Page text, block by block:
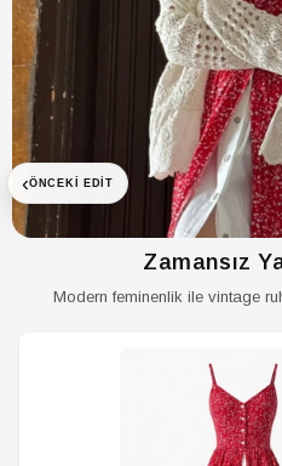
3’lü seramik çerezlik seti, hem
alternatifi olarak tercih edilebilecek
‹ÖNCEKI EDIT
Zamansız
Modern feminenlik ile vintage